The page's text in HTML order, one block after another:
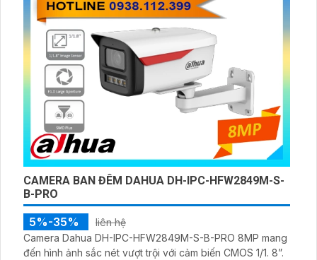
CAMERA BAN ĐÊM DAHUA DH-IPC-HFW2849M-S-
B-PRO
5%-35%
liên hệ
Camera Dahua DH-IPC-HFW2849M-S-B-PRO 8MP mang
đến hình ảnh sắc nét vượt trội với cảm biến CMOS 1/1. 8”.